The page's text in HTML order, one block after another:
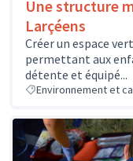
Une structure
Larçéens
Créer un espace
permettant aux
détente et équipé...
Environnement et